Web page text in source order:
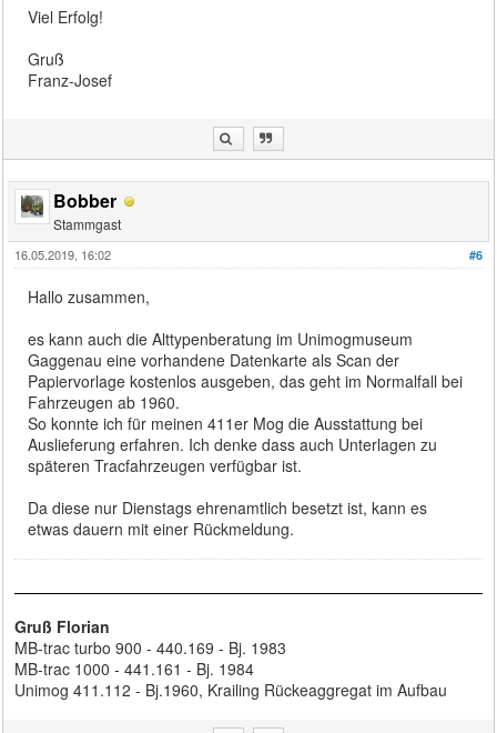
Viel Erfolg!
Gruß
Franz-Josef
Bobber
Stammgast
#6
16.05.2019, 16:02
Hallo zusammen,
es kann auch die Alttypenberatung im Unimogmuseum
Gaggenau eine vorhandene Datenkarte als Scan der
Papiervorlage kostenlos ausgeben, das geht im Normalfall bei
Fahrzeugen ab 1960.
So konnte ich für meinen 411er Mog die Ausstattung bei
Auslieferung erfahren. Ich denke dass auch Unterlagen zu
späteren Tracfahrzeugen verfügbar ist.
Da diese nur Dienstags ehrenamtlich besetzt ist, kann es
etwas dauern mit einer Rückmeldung.
Gruß Florian
MB-trac turbo 900 - 440.169 - Bj. 1983
MB-trac 1000 - 441.161 - Bj. 1984
Unimog 411.112 - Bj.1960, Krailing Rückeaggregat im Aufbau